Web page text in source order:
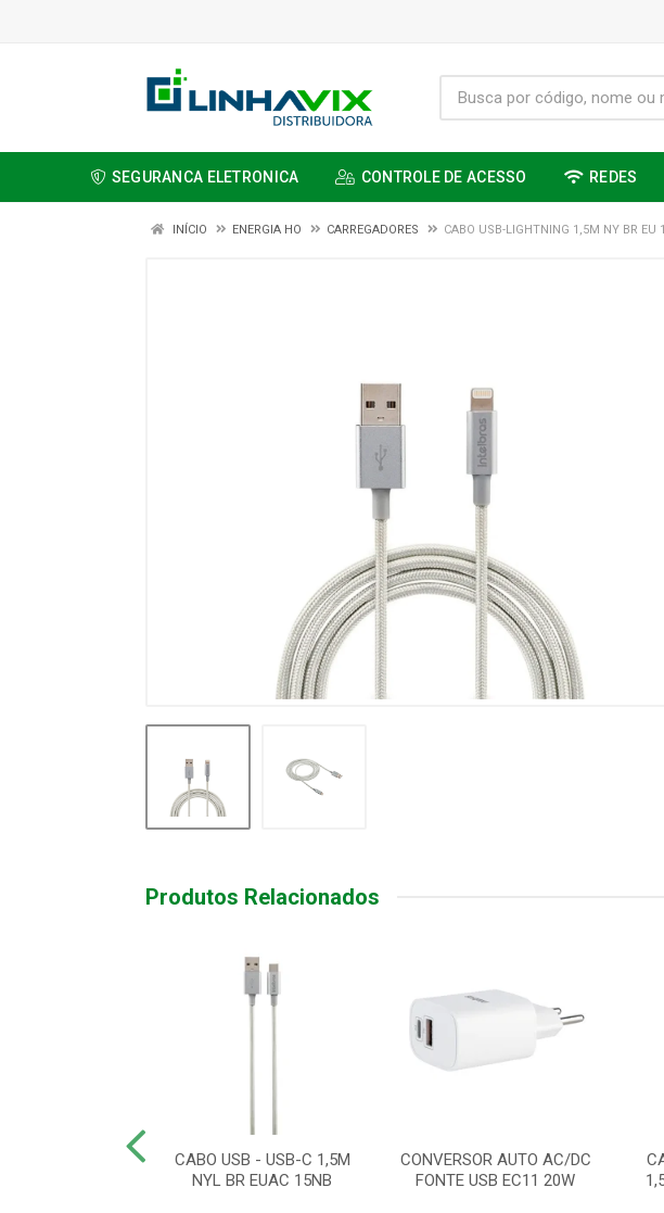
SEGURANCA ELETRONICA CONTROLE DE ACESSO REDES
INÍCIO ENERGIA HO CARREGADORES CABO USB-LIGHTNING 1,5M NY BR EU
Produtos Relacionados
CABO USB - USB-C 1,5M
NYL BR EUAC 15NB
CONVERSOR AUTO AC/DC
FONTE USB EC11 20W